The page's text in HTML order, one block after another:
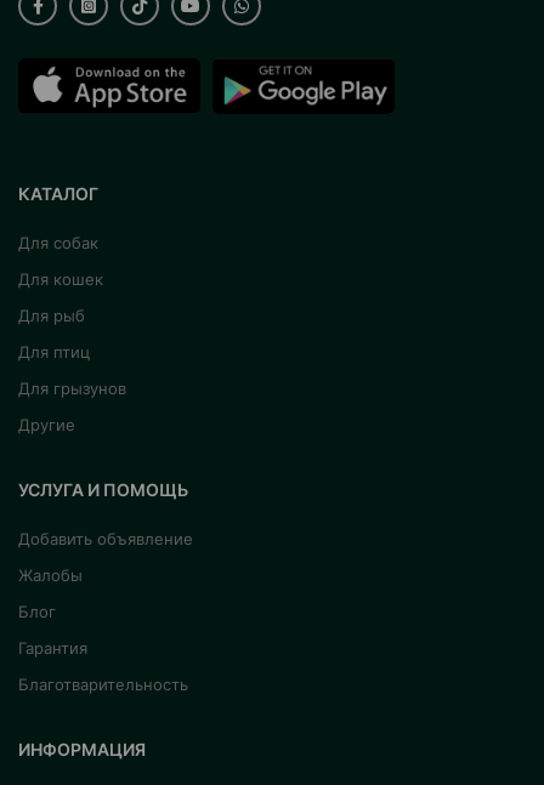
КАТАЛОГ
Для собак
Для кошек
Для рыб
Для птиц
Для грызунов
Другие
УСЛУГА И ПОМОЩЬ
Добавить объявление
Жалобы
Блог
Гарантия
Благотварительность
ИНФОРМАЦИЯ